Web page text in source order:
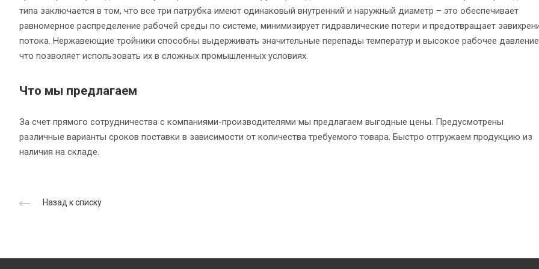
типа заключается в том, что все три патрубка имеют одинаковый внутренний и наружный диаметр – это обеспечивает
равномерное распределение рабочей среды по системе, минимизирует гидравлические потери и предотвращает
потока. Нержавеющие тройники способны выдерживать значительные перепады температур и высокое рабочее
что позволяет использовать их в сложных промышленных условиях.
Что мы предлагаем
За счет прямого сотрудничества с компаниями-производителями мы предлагаем выгодные цены. Предусмотрены
различные варианты сроков поставки в зависимости от количества требуемого товара. Быстро отгружаем продукцию из
наличия на складе.
Назад к списку